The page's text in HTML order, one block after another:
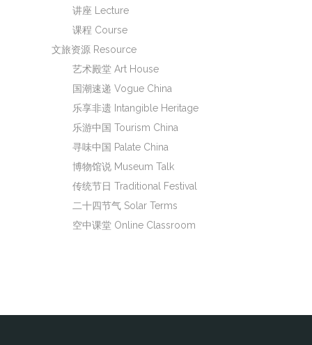
讲座 Lecture
课程 Course
文旅资源 Resource
艺术殿堂 Art House
国潮速递 Vogue China
乐享非遗 Intangible Heritage
乐游中国 Tourism China
寻味中国 Palate China
博物馆说 Museum Talk
传统节日 Traditional Festival
二十四节气 Solar Terms
空中课堂 Online Classroom